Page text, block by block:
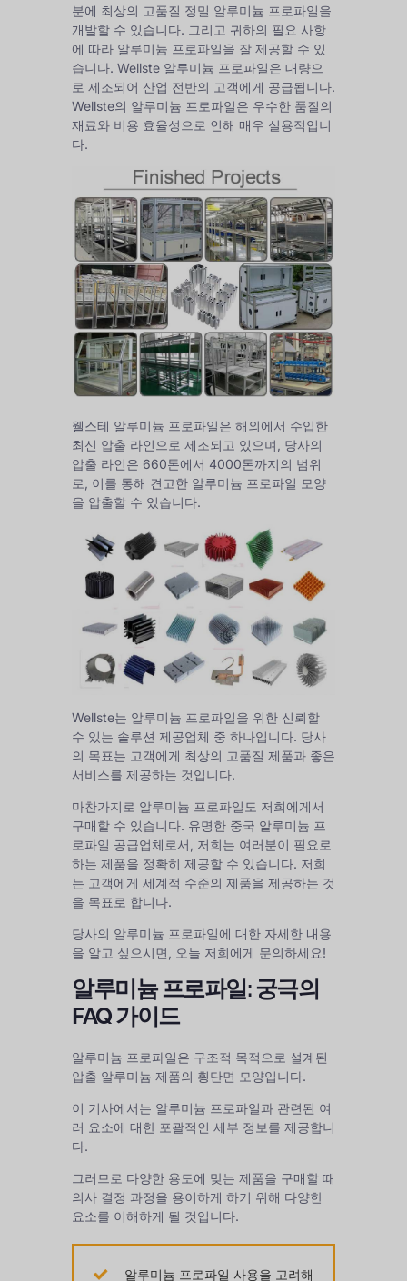
분에 최상의 고품질 정밀 알루미늄 프로파일을
개발할 수 있습니다. 그리고 귀하의 필요 사항
에 따라 알루미늄 프로파일을 잘 제공할 수 있
습니다. Wellste 알루미늄 프로파일은 대량으
로 제조되어 산업 전반의 고객에게 공급됩니다.
Wellste의 알루미늄 프로파일은 우수한 품질의
재료와 비용 효율성으로 인해 매우 실용적입니
다.
웰스테 알루미늄 프로파일은 해외에서 수입한
최신 압출 라인으로 제조되고 있으며, 당사의
압출 라인은 660톤에서 4000톤까지의 범위
로, 이를 통해 견고한 알루미늄 프로파일 모양
을 압출할 수 있습니다.
Wellste는 알루미늄 프로파일을 위한 신뢰할
수 있는 솔루션 제공업체 중 하나입니다. 당사
의 목표는 고객에게 최상의 고품질 제품과 좋은
서비스를 제공하는 것입니다.
마찬가지로 알루미늄 프로파일도 저희에게서
구매할 수 있습니다. 유명한 중국 알루미늄 프
로파일 공급업체로서, 저희는 여러분이 필요로
하는 제품을 정확히 제공할 수 있습니다. 저희
는 고객에게 세계적 수준의 제품을 제공하는 것
을 목표로 합니다.
당사의 알루미늄 프로파일에 대한 자세한 내용
을 알고 싶으시면, 오늘 저희에게 문의하세요!
알루미늄 프로파일: 궁극의
FAQ 가이드
알루미늄 프로파일은 구조적 목적으로 설계된
압출 알루미늄 제품의 횡단면 모양입니다.
이 기사에서는 알루미늄 프로파일과 관련된 여
러 요소에 대한 포괄적인 세부 정보를 제공합니
다.
그러므로 다양한 용도에 맞는 제품을 구매할 때
의사 결정 과정을 용이하게 하기 위해 다양한
요소를 이해하게 될 것입니다.
알루미늄 프로파일 사용을 고려해